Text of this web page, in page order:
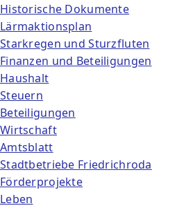
Historische Dokumente
Lärmaktionsplan
Starkregen und Sturzfluten
Finanzen und Beteiligungen
Haushalt
Steuern
Beteiligungen
Wirtschaft
Amtsblatt
Stadtbetriebe Friedrichroda
Förderprojekte
Leben